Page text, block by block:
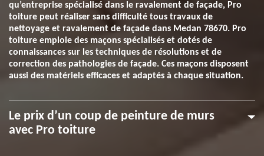
qu’entreprise spécialisé dans le ravalement de façade, Pro
toiture peut réaliser sans difficulté tous travaux de
nettoyage et ravalement de façade dans Medan 78670. Pro
toiture emploie des maçons spécialisés et dotés de
connaissances sur les techniques de résolutions et de
correction des pathologies de façade. Ces maçons disposent
aussi des matériels efficaces et adaptés à chaque situation.
Le prix d’un coup de peinture de murs
avec Pro toiture